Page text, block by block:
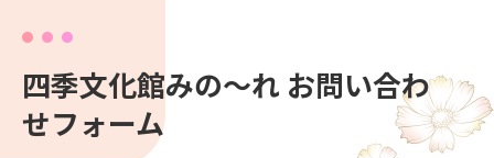
四季文化館みの～れ お問い合わ
せフォーム